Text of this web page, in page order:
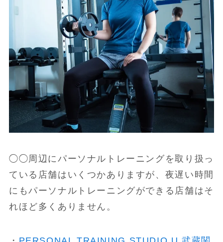
◯◯周辺にパーソナルトレーニングを取り扱っ
ている店舗はいくつかありますが、夜遅い時間
にもパーソナルトレーニングができる店舗はそ
れほど多くありません。